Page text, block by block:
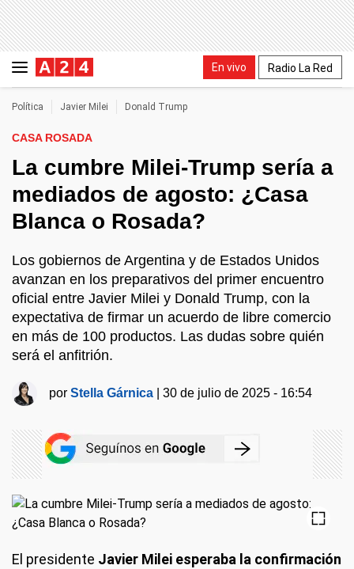
En vivo Radio La Red
Política Javier Milei Donald Trump
CASA ROSADA
La cumbre Milei-Trump sería a
mediados de agosto: ¿Casa
Blanca o Rosada?
Los gobiernos de Argentina y de Estados Unidos
avanzan en los preparativos del primer encuentro
oficial entre Javier Milei y Donald Trump, con la
expectativa de firmar un acuerdo de libre comercio
en más de 100 productos. Las dudas sobre quién
será el anfitrión.
porStella Gárnica |30 de julio de 2025 - 16:54
El presidente Javier Milei esperaba la confirmación